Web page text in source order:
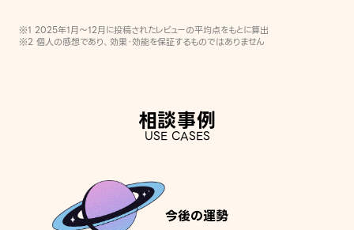
※1 2025年1月〜12月に投稿されたレビューの平均点をもとに算出
※2 個人の感想であり、効果・効能を保証するものではありません
相談事例
USE CASES
今後の運勢